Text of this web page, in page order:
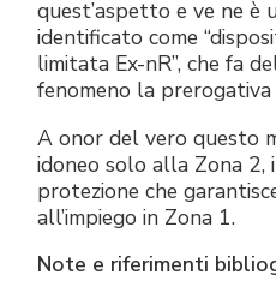
quest’aspetto e ve ne è
identificato come
limitata Ex-nR”, che fa
fenomeno la
A onor del vero questo
idoneo solo alla Zona
protezione che
all’impiego in Zona 1.
Note e riferimenti